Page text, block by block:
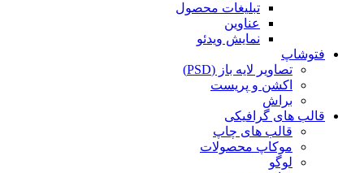
تبلیغات محصول
عناوین
نمایش ویدئو
فتوشاپ
تصاویر لایه باز (PSD)
اکشن و پریست
براش
قالب های گرافیکی
قالب های چاپ
موکاپ محصولات
لوگو